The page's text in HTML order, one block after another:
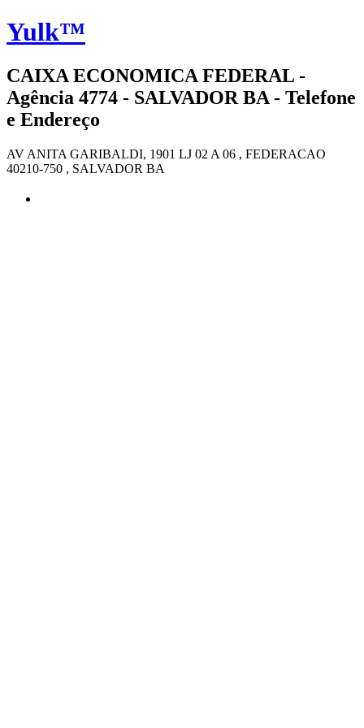
Yulk™
CAIXA ECONOMICA FEDERAL -
Agência 4774 - SALVADOR BA - Telefone
e Endereço
AV ANITA GARIBALDI, 1901 LJ 02 A 06 , FEDERACAO
40210-750 , SALVADOR BA